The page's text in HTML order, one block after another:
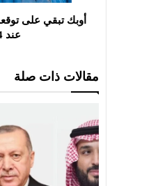
أوبك تبقي على
عند 2.4 مليون برميل ي...
مقالات ذات صلة